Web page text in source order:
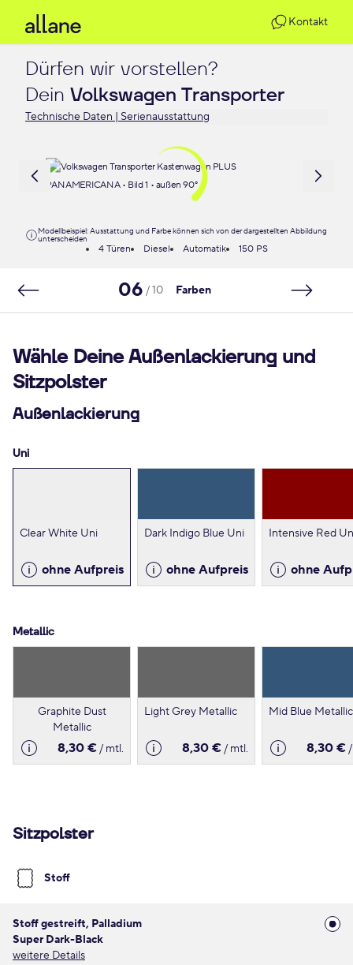
Kontakt
Dürfen wir vorstellen?
Dein Volkswagen Transporter
Technische Daten | Serienausstattung
Modellbeispiel: Ausstattung und Farbe können sich von der dargestellten Abbildung
unterscheiden
4 Türen Diesel Automatik 150 PS
06 / 10 Farben
Wähle Deine Außenlackierung und
Sitzpolster
Außenlackierung
Uni
Clear White Uni
ohne Aufpreis
Dark Indigo Blue Uni
ohne Aufpreis
Intensive Red
ohne
Metallic
Graphite Dust
Metallic
8,30 €/ mtl.
Light Grey Metallic
8,30 €/ mtl.
Mid Blue Metallic
8,30 €
Sitzpolster
Stoff
Stoff gestreift, Palladium
Super Dark-Black
weitere Details